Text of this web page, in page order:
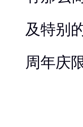
及特别
周年庆